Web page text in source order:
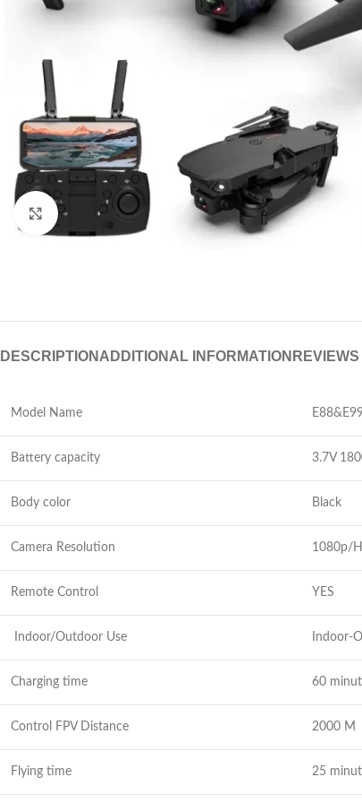
Click to enlarge
DESCRIPTION ADDITIONAL INFORMATION REVIEWS
Model Name
Battery capacity 3.7V
Body color Black
Camera Resolution 1080p/
Remote Control YES
Indoor/Outdoor Use Indoor-
Charging time 60
Control FPV Distance 2000 M
Flying time 25